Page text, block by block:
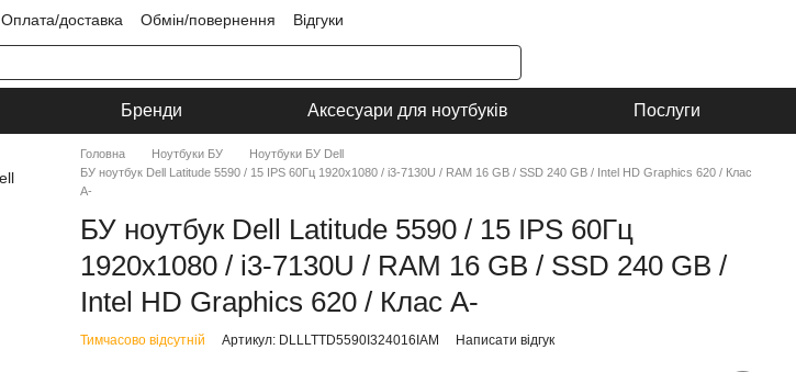
Оплата/доставка Обмін/повернення
Відгуки
Бренди Аксесуари для ноутбуків Послуги
Головна Ноутбуки БУ
Ноутбуки БУ Dell
БУ ноутбук Dell Latitude 5590 / 15 IPS 60Гц 1920x1080 / i3-7130U / RAM 16 GB / SSD 240 GB / Intel HD Graphics 620 / Клас
A-
БУ ноутбук Dell Latitude 5590 / 15 IPS 60Гц
1920x1080 / i3-7130U / RAM 16 GB / SSD 240 GB /
Intel HD Graphics 620 / Клас A-
Тимчасово відсутній Артикул: DLLLTTD5590I324016IAM Написати відгук